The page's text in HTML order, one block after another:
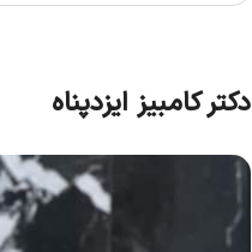
دکتر کامبیز ایزدپناه